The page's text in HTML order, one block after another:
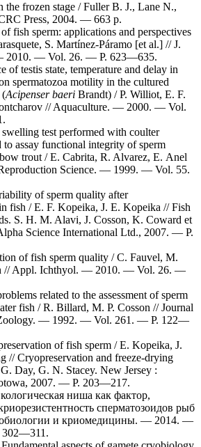
frozen stage / Fuller B. J., Lane N.,
Press, 2004. — 663 p.
fish sperm: applications and perspectives
S. Martínez-Páramo [et al.] // J.
2010. — Vol. 26. — P. 623—635.
of testis state, temperature and delay in
spermatozoa motility in the cultured
(Acipenser baeri Brandt) / P. Williot, E. F.
// Aquaculture. — 2000. — Vol.
test performed with coulter
to assay functional integrity of sperm
trout / E. Cabrita, R. Alvarez, E. Anel
Science. — 1999. — Vol. 55.
of sperm quality after
fish / E. F. Kopeika, J. E. Kopeika // Fish
S. H. M. Alavi, J. Cosson, K. Coward et
Science International Ltd., 2007. — P.
of fish sperm quality / C. Fauvel, M.
// Appl. Ichthyol. — 2010. — Vol. 26. —
related to the assessment of sperm
fish / R. Billard, M. P. Cosson // Journal
— 1992. — Vol. 261. — P. 122—
of fish sperm / E. Kopeika, J.
// Cryopreservation and freeze-drying
Day, G. N. Stacey. New Jersey :
2007. — P. 203—217.
ниша как фактор,
сперматозоидов рыб
и криомедицины. — 2014. —